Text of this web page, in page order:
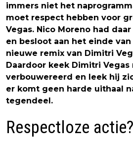
immers niet het
moet respect hebben voor
Vegas. Nico Moreno had
en besloot aan het einde
nieuwe remix van Dimitri
Daardoor keek Dimitri Vegas
verbouwereerd en leek hij
er komt geen harde uithaal
tegendeel.
Respectloze actie?